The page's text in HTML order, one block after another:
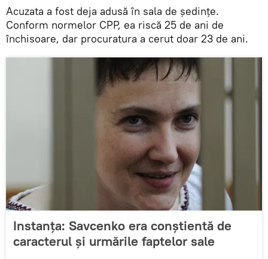
Acuzata a fost deja adusă în sala de ședințe.
Conform normelor CPP, ea riscă 25 de ani de
închisoare, dar procuratura a cerut doar 23 de ani.
Instanţa: Savcenko era conştientă de
caracterul şi urmările faptelor sale